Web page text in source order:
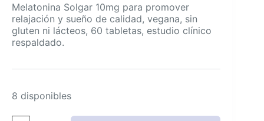
Melatonina Solgar 10mg para promover
relajación y sueño de calidad, vegana, sin
gluten ni lácteos, 60 tabletas, estudio clínico
respaldado.
8 disponibles